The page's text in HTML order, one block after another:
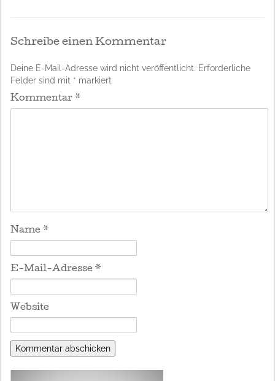
Schreibe einen Kommentar
Deine E-Mail-Adresse wird nicht veröffentlicht. Erforderliche
Felder sind mit * markiert
Kommentar *
Name *
E-Mail-Adresse *
Website